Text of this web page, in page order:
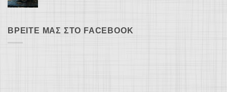
ΒΡΕΊΤΕ ΜΑΣ ΣΤΟ FACEBOOK